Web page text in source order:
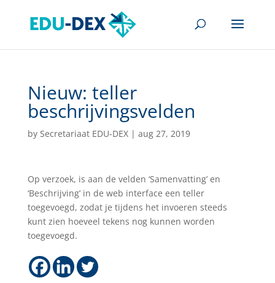
Nieuw: teller
beschrijvingsvelden
by Secretariaat EDU-DEX| aug 27, 2019
Op verzoek, is aan de velden ‘Samenvatting’ en
‘Beschrijving’ in de web interface een teller
toegevoegd, zodat je tijdens het invoeren steeds
kunt zien hoeveel tekens nog kunnen worden
toegevoegd.